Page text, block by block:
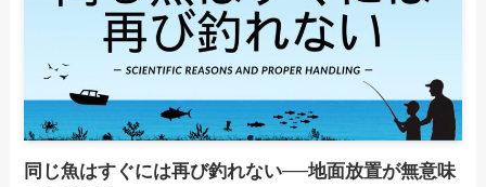
同じ魚はすぐには再び釣れない──地面放置が無意味